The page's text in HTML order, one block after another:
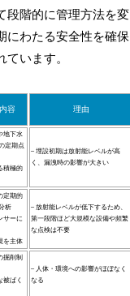
段階的に管理方法を変
にわたる安全性を確保
ています。
容 理由
地下水
定期点
積極的
– 埋設初期は放射能レベルが高
く、漏洩時の影響が大きい
定期的
析
サーに
を主体
– 放射能レベルが低下するため、
第一段階ほど大規模な設備や頻繁
な点検は不要
掘削制
被ばく
– 人体・環境への影響がほぼなく
なる